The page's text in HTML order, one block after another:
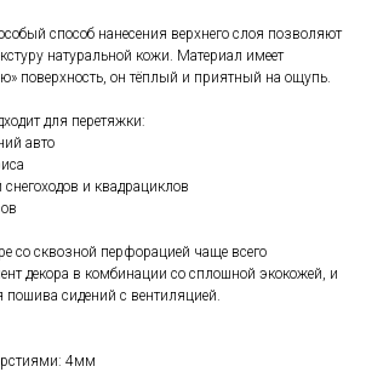
способ нанесения верхнего слоя позволяют
натуральной кожи. Материал имеет
поверхность, он тёплый и приятный на ощупь.
для перетяжки:
авто
и квадрациклов
со сквозной перфорацией чаще всего
декора в комбинации со сплошной экокожей, и
пошива сидений с вентиляцией.
4мм